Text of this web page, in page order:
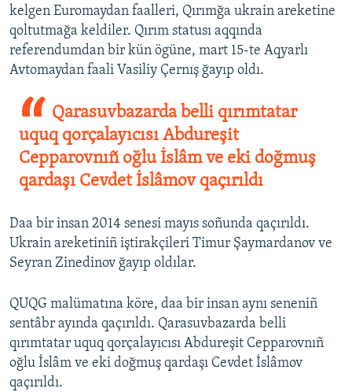
kelgen Euromaydan faalleri, Qırımğa ukrain areketine
qoltutmağa keldiler. Qırım statusı aqqında
referendumdan bir kün ögüne, mart 15-te Aqyarlı
Avtomaydan faali Vasiliy Çernış ğayıp oldı.
Qarasuvbazarda belli qırımtatar
uquq qorçalayıcısı Abdureşit
Cepparovnıñ oğlu İslâm ve eki doğmuş
qardaşı Cevdet İslâmov qaçırıldı
Daa bir insan 2014 senesi mayıs soñunda qaçırıldı.
Ukrain areketiniñ iştirakçileri Timur Şaymardanov ve
Seyran Zinedinov ğayıp oldılar.
QUQG malümatına köre, daa bir insan aynı seneniñ
sentâbr ayında qaçırıldı. Qarasuvbazarda belli
qırımtatar uquq qorçalayıcısı Abdureşit Cepparovnıñ
oğlu İslâm ve eki doğmuş qardaşı Cevdet İslâmov
qaçırıldı.